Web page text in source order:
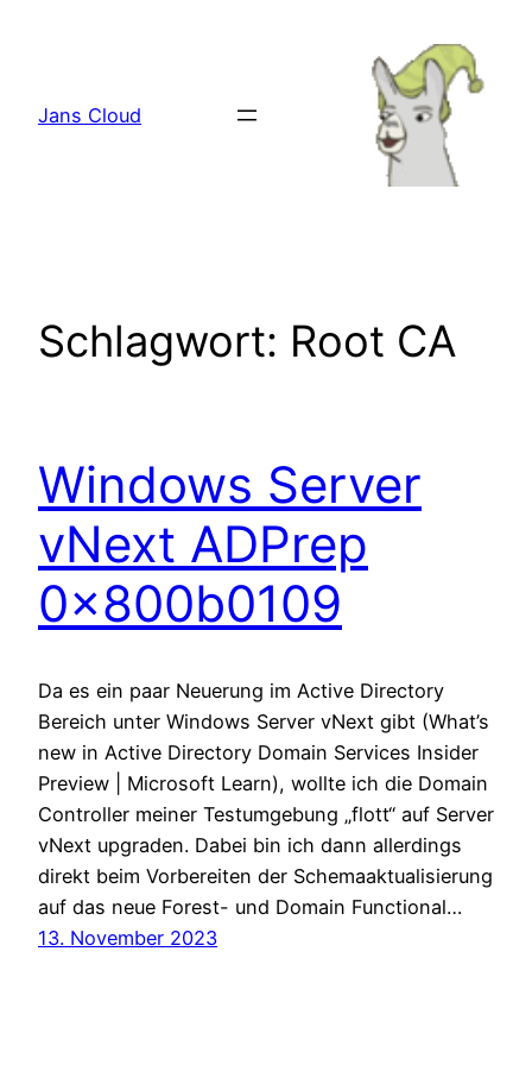
Jans Cloud
Schlagwort: Root CA
Windows Server
vNext ADPrep
0x800b0109
Da es ein paar Neuerung im Active Directory
Bereich unter Windows Server vNext gibt (What’s
new in Active Directory Domain Services Insider
Preview | Microsoft Learn), wollte ich die Domain
Controller meiner Testumgebung „flott“ auf Server
vNext upgraden. Dabei bin ich dann allerdings
direkt beim Vorbereiten der Schemaaktualisierung
auf das neue Forest- und Domain Functional…
13. November 2023